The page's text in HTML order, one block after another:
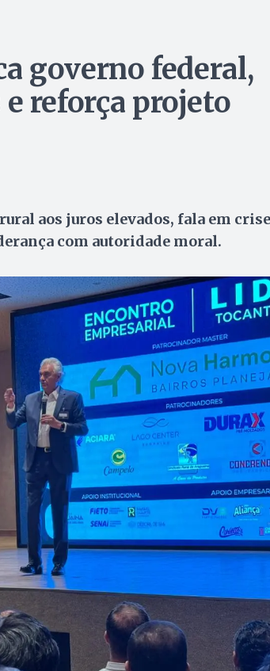
governo federal,
reforça projeto
aos juros elevados, fala em crise
com autoridade moral.